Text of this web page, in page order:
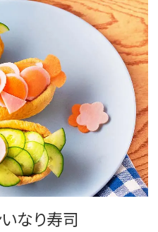
なり寿司